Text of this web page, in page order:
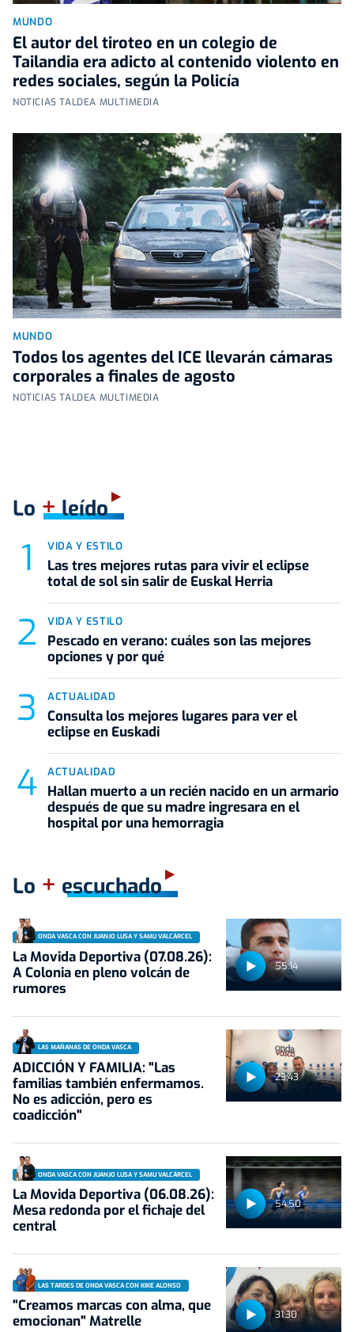
MUNDO
El autor del tiroteo en un colegio de
Tailandia era adicto al contenido violento en
redes sociales, según la Policía
NOTICIAS TALDEA MULTIMEDIA
MUNDO
Todos los agentes del ICE llevarán cámaras
corporales a finales de agosto
NOTICIAS TALDEA MULTIMEDIA
Lo +leído
VIDA Y ESTILO
Las tres mejores rutas para vivir el eclipse
total de sol sin salir de Euskal Herria
VIDA Y ESTILO
Pescado en verano: cuáles son las mejores
opciones y por qué
ACTUALIDAD
Consulta los mejores lugares para ver el
eclipse en Euskadi
ACTUALIDAD
Hallan muerto a un recién nacido en un armario
después de que su madre ingresara en el
hospital por una hemorragia
Lo + escuchado
55:14
ONDA VASCA CON JUANJO LUSA Y SAMU VALCÁRCEL
La Movida Deportiva (07.08.26):
A Colonia en pleno volcán de
rumores
23:43
LAS MAÑANAS DE ONDA VASCA
ADICCIÓN Y FAMILIA: "Las
familias también enfermamos.
No es adicción, pero es
coadicción"
54:50
ONDA VASCA CON JUANJO LUSA Y SAMU VALCÁRCEL
La Movida Deportiva (06.08.26):
Mesa redonda por el fichaje del
central
31:30
LAS TARDES DE ONDA VASCA CON KIKE ALONSO
"Creamos marcas con alma, que
emocionan" Matrelle